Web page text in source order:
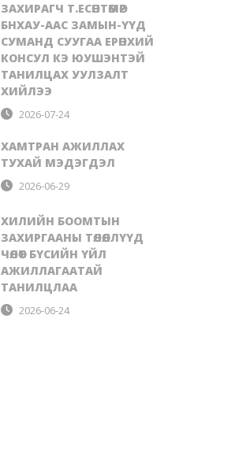
ЗАХИРАГЧ Т.ЕСӨНТӨМӨР
БНХАУ-ААС ЗАМЫН-ҮҮД
СУМАНД СУУГАА ЕРӨНХИЙ
КОНСУЛ КЭ ЮУШЭНТЭЙ
ТАНИЛЦАХ УУЛЗАЛТ
ХИЙЛЭЭ
2026-07-24
ХАМТРАН АЖИЛЛАХ
ТУХАЙ МЭДЭГДЭЛ
2026-06-29
ХИЛИЙН БООМТЫН
ЗАХИРГААНЫ ТӨЛӨӨЛЛҮҮД
ЧӨЛӨӨТ БҮСИЙН ҮЙЛ
АЖИЛЛАГААТАЙ
ТАНИЛЦЛАА
2026-06-24